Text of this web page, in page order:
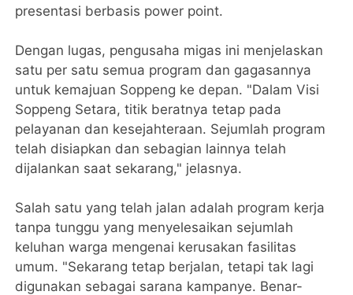
presentasi berbasis power point.
Dengan lugas, pengusaha migas ini menjelaskan
satu per satu semua program dan gagasannya
untuk kemajuan Soppeng ke depan. "Dalam Visi
Soppeng Setara, titik beratnya tetap pada
pelayanan dan kesejahteraan. Sejumlah program
telah disiapkan dan sebagian lainnya telah
dijalankan saat sekarang," jelasnya.
Salah satu yang telah jalan adalah program kerja
tanpa tunggu yang menyelesaikan sejumlah
keluhan warga mengenai kerusakan fasilitas
umum. "Sekarang tetap berjalan, tetapi tak lagi
digunakan sebagai sarana kampanye. Benar-